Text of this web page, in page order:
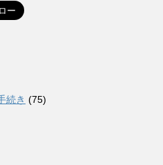
続き (75)